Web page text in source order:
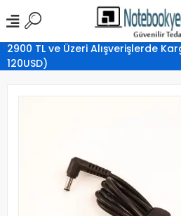
2900 TL ve Üzeri Alışverişlerde
120USD)